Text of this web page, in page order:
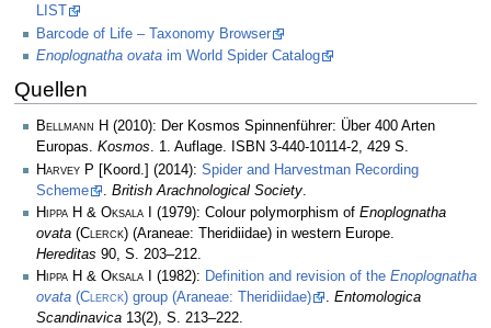
LIST
Barcode of Life – Taxonomy Browser
Enoplognatha ovata im World Spider Catalog
Quellen
Bellmann H (2010): Der Kosmos Spinnenführer: Über 400 Arten
Europas. Kosmos. 1. Auflage. ISBN 3-440-10114-2, 429 S.
Harvey P [Koord.] (2014): Spider and Harvestman Recording
Scheme
British Arachnological Society
Hippa H & Oksala I
(1979): Colour polymorphism of Enoplognatha
ovata (Clerck) (Araneae: Theridiidae) in western Europe.
Hereditas 90, S. 203–212.
Hippa H & Oksala I
(1982): Definition and revision of the Enoplognatha
ovata (Clerck) group (Araneae: Theridiidae) . Entomologica
Scandinavica 13(2), S. 213–222.